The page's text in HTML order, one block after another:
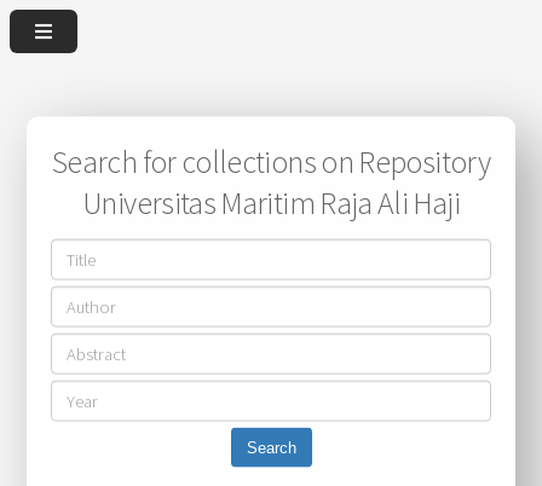
Search for collections on Repository
Universitas Maritim Raja Ali Haji
Search